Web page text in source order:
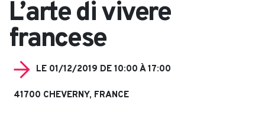
L’arte di vivere
francese
LE 01/12/2019 DE 10:00 À 17:00
41700 CHEVERNY, FRANCE